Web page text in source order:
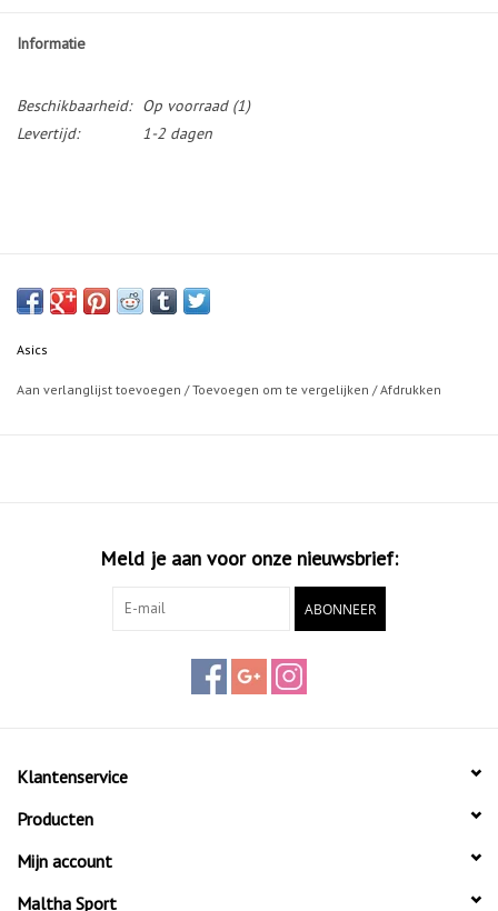
Informatie
Beschikbaarheid: Op voorraad(1)
Levertijd:
1-2 dagen
Asics
Aan verlanglijst toevoegen /Toevoegen om te vergelijken /Afdrukken
Meld je aan voor onze nieuwsbrief:
ABONNEER
Klantenservice
Producten
Mijn account
Maltha Sport